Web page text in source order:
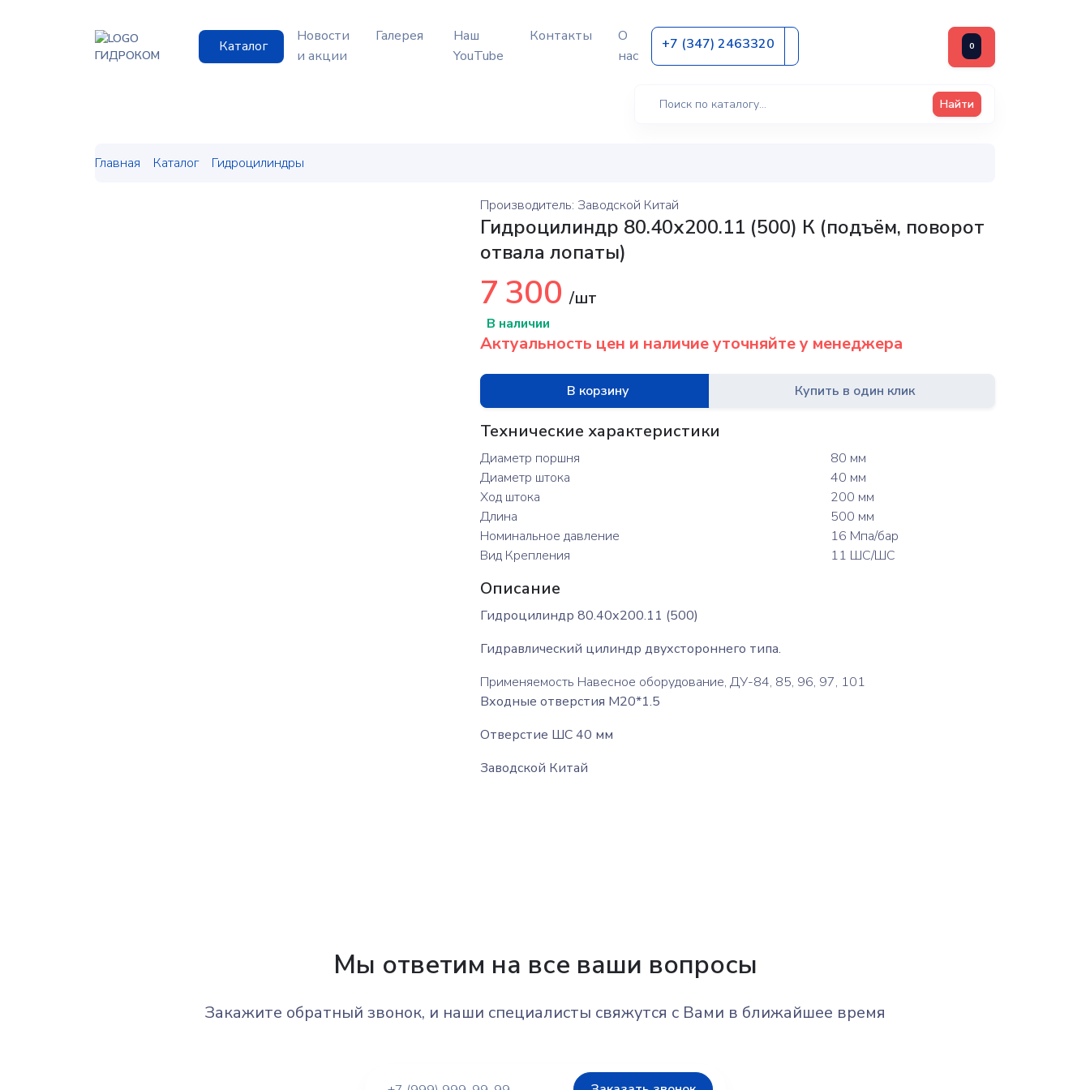
ГИДРОКОМ
Каталог
Новости
и акции
Галерея
Наш
YouTube
Контакты
О
нас
+7 (347) 2463320 0
Найти
Главная Каталог Гидроцилиндры
Производитель: Заводской Китай
Гидроцилиндр 80.40х200.11 (500) К (подъём, поворот
отвала лопаты)
7 300 /шт
В наличии
Актуальность цен и наличие уточняйте у менеджера
В корзину Купить в один клик
Технические характеристики
Диаметр поршня
80 мм
Диаметр штока
40 мм
Ход штока
200 мм
Длина
500 мм
Номинальное давление
16 Мпа/бар
Вид Крепления
11 ШС/ШС
Описание
Гидроцилиндр 80.40х200.11 (500)
Гидравлический цилиндр двухстороннего типа.
Применяемость Навесное оборудование, ДУ-84, 85, 96, 97, 101
Входные отверстия М20*1.5
Отверстие ШС 40 мм
Заводской Китай
Мы ответим на все ваши вопросы
Закажите обратный звонок, и наши специалисты свяжутся с Вами в ближайшее время